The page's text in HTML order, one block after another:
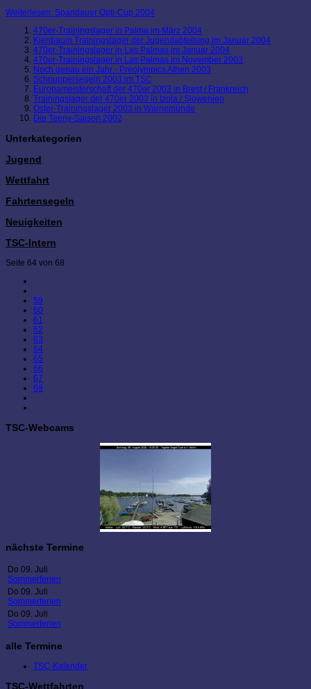
Weiterlesen: Spandauer Opti-Cup 2004
470er-Trainingslager in Palma im März 2004
Kienbaum Trainingslager der Jugendabteilung im Januar 2004
470er-Trainingslager in Las Palmas im Januar 2004
470er-Trainingslager in Las Palmas im November 2003
Noch genau ein Jahr - Preolympics Athen 2003
Schnuppersegeln 2003 im TSC
Europameisterschaft der 470er 2003 in Brest / Frankreich
Trainingslager der 470er 2003 in Izola / Slowenien
Oster-Trainingslager 2003 in Warnemünde
Die Teeny-Saison 2002
Unterkategorien
Jugend
Wettfahrt
Fahrtensegeln
Neuigkeiten
TSC-Intern
Seite 64 von 68
59
60
61
62
63
64
65
66
67
68
TSC-Webcams
nächste Termine
Do 09. Juli
Sommerferien
Do 09. Juli
Sommerferien
Do 09. Juli
Sommerferien
alle Termine
TSC-Kalender
TSC-Wettfahrten